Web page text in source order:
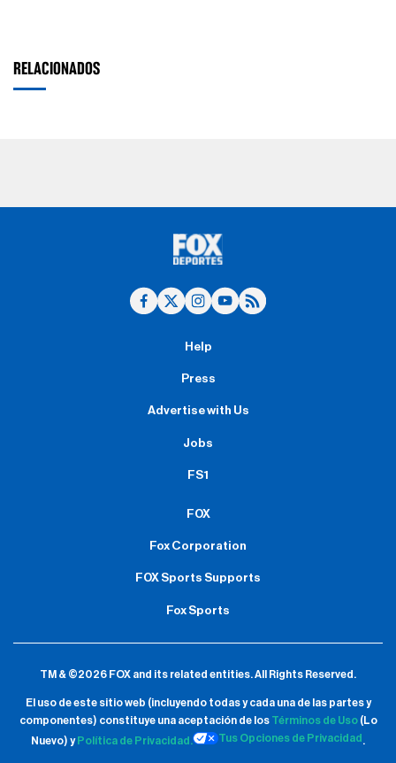
RELACIONADOS
Help
Press
Advertise with Us
Jobs
FS1
FOX
Fox Corporation
FOX Sports Supports
Fox Sports
TM & ©2026 FOX and its related entities.All Rights Reserved.
El uso de este sitio web (incluyendo todas y cada una de las partes y
componentes) constituye una aceptación de los Términos de Uso(Lo
Nuevo) y Política de Privacidad. Tus Opciones de Privacidad .